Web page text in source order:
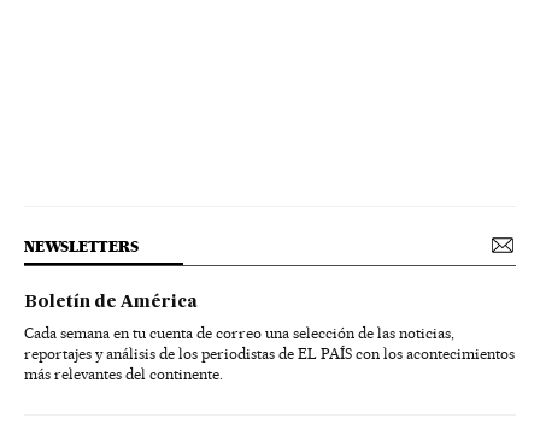
NEWSLETTERS
Boletín de América
Cada semana en tu cuenta de correo una selección de las noticias,
reportajes y análisis de los periodistas de EL PAÍS con los acontecimientos
más relevantes del continente.